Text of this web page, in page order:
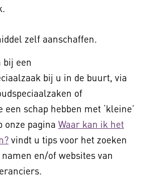
zelf aanschaffen.
bij een
bij u in de buurt, via
of
schap hebben met ‘kleine’
onze pagina Waar kan ik het
vindt u tips voor het zoeken
en/of websites van